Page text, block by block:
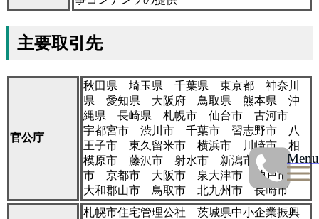
Menu
主要取引先
官公庁
秋田県 埼玉県 千葉県 東京都 神奈川
県 愛知県 大阪府 鳥取県 熊本県 沖
縄県 長崎県 札幌市 仙台市 古河市
宇都宮市 渋川市 千葉市 習志野市 八
王子市 東久留米市 横浜市 川崎市 相
模原市 藤沢市 射水市 新潟市 砺波
市 京都市 大阪市 泉大津市 神戸市
大和郡山市 鳥取市 北九州市 長崎市
札幌市住宅管理公社 茨城県中小企業振興